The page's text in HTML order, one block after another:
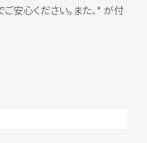
安心ください。また、* が付